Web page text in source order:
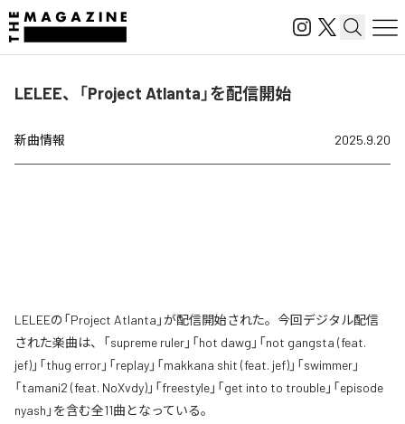
LELEE、「Project Atlanta」を配信開始
新曲情報 2025.9.20
LELEEの「Project Atlanta」が配信開始された。今回デジタル配信
された楽曲は、「supreme ruler」「hot dawg」「not gangsta (feat.
jef)」「thug error」「replay」「makkana shit (feat. jef)」「swimmer」
「tamani2 (feat. NoXvdy)」「freestyle」「get into to trouble」「episode
nyash」を含む全11曲となっている。